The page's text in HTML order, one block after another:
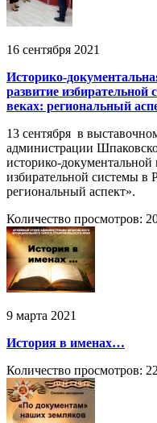
16 сентября 2021
Историко-
развитие
веках: региональный
13 сентября в
администрации
историко-
избирательной системы
региональный аспект».
Количество просмотров:
9 марта 2021
История в именах…
Количество просмотров: